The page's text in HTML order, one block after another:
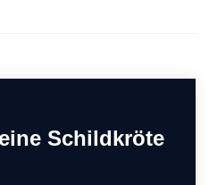
Schildkröte